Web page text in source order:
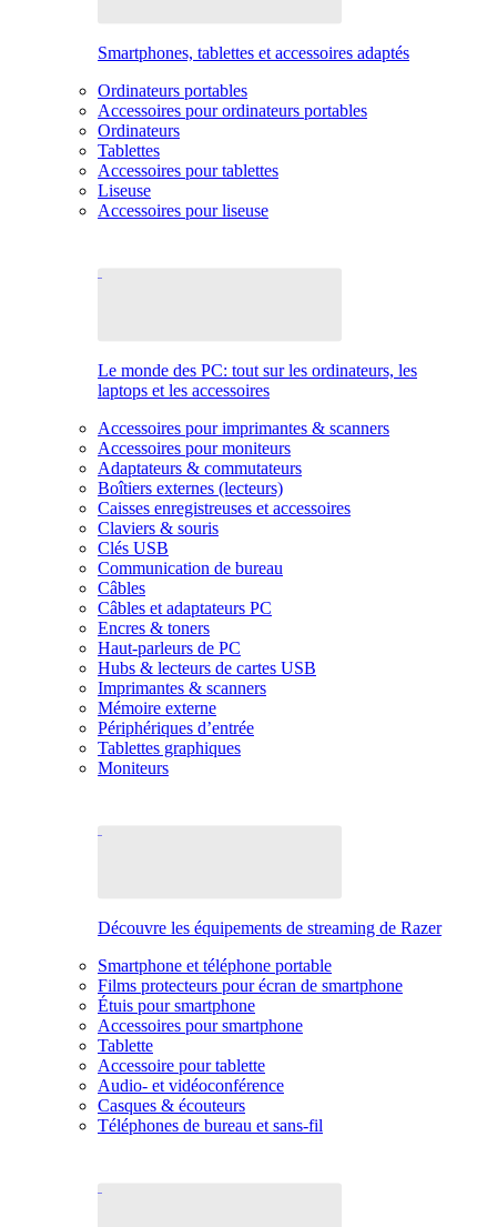
Smartphones, tablettes et accessoires adaptés
Ordinateurs portables
Accessoires pour ordinateurs portables
Ordinateurs
Tablettes
Accessoires pour tablettes
Liseuse
Accessoires pour liseuse
Le monde des PC: tout sur les ordinateurs, les
laptops et les accessoires
Accessoires pour imprimantes & scanners
Accessoires pour moniteurs
Adaptateurs & commutateurs
Boîtiers externes (lecteurs)
Caisses enregistreuses et accessoires
Claviers & souris
Clés USB
Communication de bureau
Câbles
Câbles et adaptateurs PC
Encres & toners
Haut-parleurs de PC
Hubs & lecteurs de cartes USB
Imprimantes & scanners
Mémoire externe
Périphériques d’entrée
Tablettes graphiques
Moniteurs
Découvre les équipements de streaming de Razer
Smartphone et téléphone portable
Films protecteurs pour écran de smartphone
Étuis pour smartphone
Accessoires pour smartphone
Tablette
Accessoire pour tablette
Audio- et vidéoconférence
Casques & écouteurs
Téléphones de bureau et sans-fil